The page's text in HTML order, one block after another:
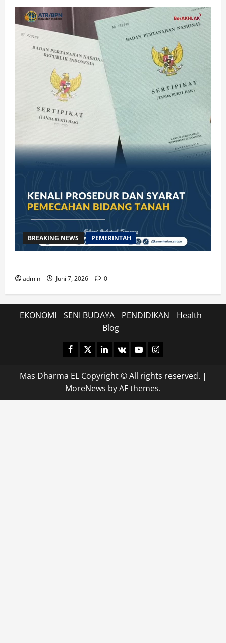
BREAKING NEWS PEMERINTAH
admin Juni 7, 2026 0
EKONOMI SENI BUDAYA PENDIDIKAN
Health
Blog
Facebook
TwitterLinkedin
VK YoutubeInstagram
Mas Dharma EL Copyright © All rights reserved. |
MoreNews by AF themes.